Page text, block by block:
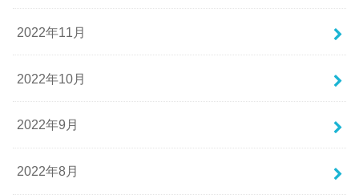
2022年11月
2022年10月
2022年9月
2022年8月